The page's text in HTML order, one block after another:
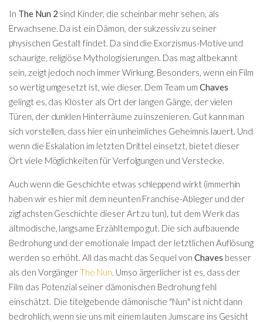
In The Nun 2 sind Kinder, die scheinbar mehr sehen, als
Erwachsene. Da ist ein Dämon, der sukzessiv zu seiner
physischen Gestalt findet. Da sind die Exorzismus-Motive und
schaurige, religiöse Mythologisierungen. Das mag altbekannt
sein, zeigt jedoch noch immer Wirkung. Besonders, wenn ein Film
so wertig umgesetzt ist, wie dieser. Dem Team um Chaves
gelingt es, das Kloster als Ort der langen Gänge, der vielen
Türen, der dunklen Hinterräume zu inszenieren. Gut kann man
sich vorstellen, dass hier ein unheimliches Geheimnis lauert. Und
wenn die Eskalation im letzten Drittel einsetzt, bietet dieser
Ort viele Möglichkeiten für Verfolgungen und Verstecke.
Auch wenn die Geschichte etwas schleppend wirkt (immerhin
haben wir es hier mit dem neunten Franchise-Ableger und der
zigfachsten Geschichte dieser Art zu tun), tut dem Werk das
altmodische, langsame Erzähltempo gut. Die sich aufbauende
Bedrohung und der emotionale Impact der letztlichen Auflösung
werden so erhöht. All das macht das Sequel von Chaves besser
als den VorgängerThe Nun. Umso ärgerlicher ist es, dass der
Film das Potenzial seiner dämonischen Bedrohung fehl
einschätzt. Die titelgebende dämonische "Nun" ist nicht dann
bedrohlich, wenn sie uns mit einem lauten Jumscare ins Gesicht